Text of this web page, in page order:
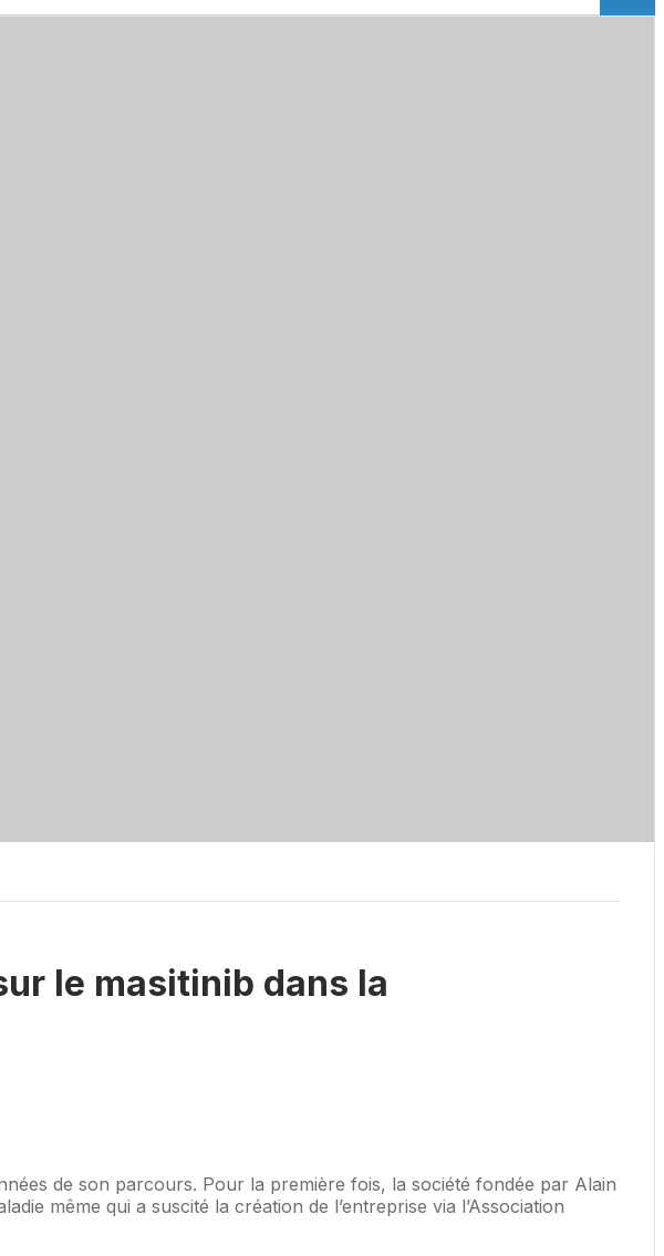
le masitinib dans la
de son parcours. Pour la première fois, la société fondée par Alain
même qui a suscité la création de l’entreprise via l’Association